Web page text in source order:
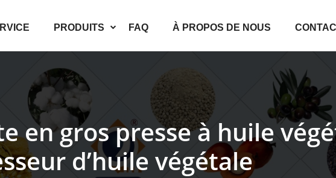
PRODUITS FAQ À PROPOS DE NOUS
en gros presse à huile
d’huile végétale